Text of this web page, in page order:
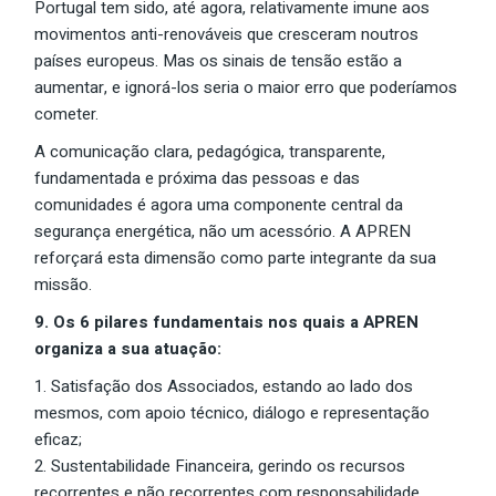
Portugal tem sido, até agora, relativamente imune aos
movimentos anti-renováveis que cresceram noutros
países europeus. Mas os sinais de tensão estão a
aumentar, e ignorá-los seria o maior erro que poderíamos
cometer.
A comunicação clara, pedagógica, transparente,
fundamentada e próxima das pessoas e das
comunidades é agora uma componente central da
segurança energética, não um acessório. A APREN
reforçará esta dimensão como parte integrante da sua
missão.
9. Os 6 pilares fundamentais nos quais a APREN
organiza a sua atuação:
Satisfação dos Associados, estando ao lado dos
mesmos, com apoio técnico, diálogo e representação
eficaz;
Sustentabilidade Financeira, gerindo os recursos